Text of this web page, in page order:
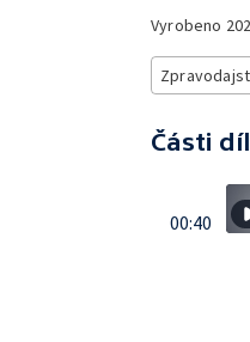
Vyrobeno
Části
00:40